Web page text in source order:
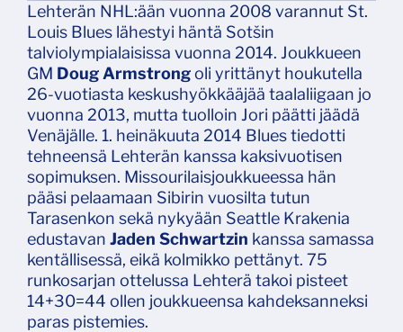
Lehterän NHL:ään vuonna 2008 varannut St.
Louis Blues lähestyi häntä Sotšin
talviolympialaisissa vuonna 2014. Joukkueen
GM Doug Armstrongoli yrittänyt houkutella
26-vuotiasta keskushyökkääjää taalaliigaan jo
vuonna 2013, mutta tuolloin Jori päätti jäädä
Venäjälle. 1. heinäkuuta 2014 Blues tiedotti
tehneensä Lehterän kanssa kaksivuotisen
sopimuksen. Missourilaisjoukkueessa hän
pääsi pelaamaan Sibirin vuosilta tutun
Tarasenkon sekä nykyään Seattle Krakenia
edustavan Jaden Schwartzin kanssa samassa
kentällisessä, eikä kolmikko pettänyt. 75
runkosarjan ottelussa Lehterä takoi pisteet
14+30=44 ollen joukkueensa kahdeksanneksi
paras pistemies.